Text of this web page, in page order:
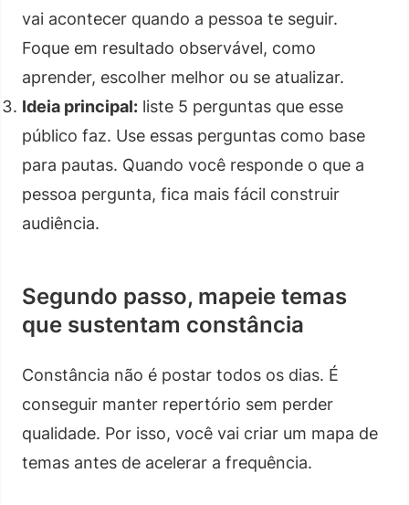
vai acontecer quando a pessoa te seguir.
Foque em resultado observável, como
aprender, escolher melhor ou se atualizar.
Ideia principal: liste 5 perguntas que esse
público faz. Use essas perguntas como base
para pautas. Quando você responde o que a
pessoa pergunta, fica mais fácil construir
audiência.
Segundo passo, mapeie temas
que sustentam constância
Constância não é postar todos os dias. É
conseguir manter repertório sem perder
qualidade. Por isso, você vai criar um mapa de
temas antes de acelerar a frequência.